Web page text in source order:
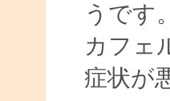
うです。
カフェ
症状が